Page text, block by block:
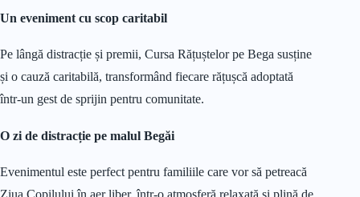
Un eveniment cu scop caritabil
Pe lângă distracție și premii, Cursa Rățuștelor pe Bega susține
și o cauză caritabilă, transformând fiecare rățușcă adoptată
într-un gest de sprijin pentru comunitate.
O zi de distracție pe malul Begăi
Evenimentul este perfect pentru familiile care vor să petreacă